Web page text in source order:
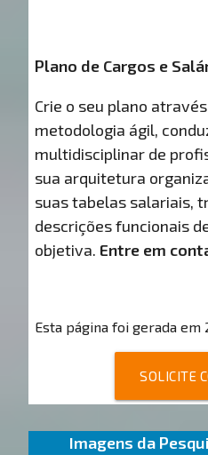
Plano de Cargos e
Crie o seu plano
metodologia ágil,
multidisciplinar de
sua arquitetura
suas tabelas salariais,
descrições funcionais
objetiva. Entre em
Esta página foi gerada
SOLICITE
Imagens da